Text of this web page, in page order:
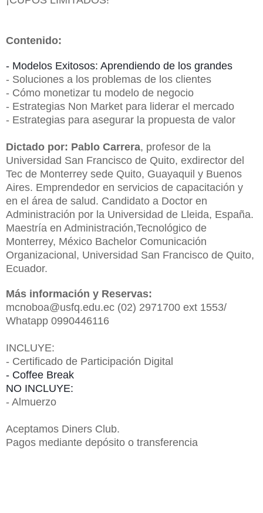
Contenido:
- Modelos Exitosos: Aprendiendo de los grandes
- Soluciones a los problemas de los clientes
- Cómo monetizar tu modelo de negocio
- Estrategias Non Market para liderar el mercado
- Estrategias para asegurar la propuesta de valor
Dictado por: Pablo Carrera, profesor de la
Universidad San Francisco de Quito, exdirector del
Tec de Monterrey sede Quito, Guayaquil y Buenos
Aires. Emprendedor en servicios de capacitación y
en el área de salud. Candidato a Doctor en
Administración por la Universidad de Lleida, España.
Maestría en Administración,Tecnológico de
Monterrey, México Bachelor Comunicación
Organizacional, Universidad San Francisco de Quito,
Ecuador.
Más información y Reservas:
mcnoboa@usfq.edu.ec (02) 2971700 ext 1553/
Whatapp 0990446116
INCLUYE:
- Certificado de Participación Digital
- Coffee Break
NO INCLUYE:
- Almuerzo
Aceptamos Diners Club.
Pagos mediante depósito o transferencia